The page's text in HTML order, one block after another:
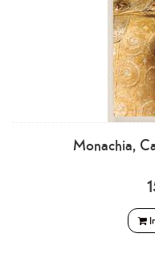
Monachia,